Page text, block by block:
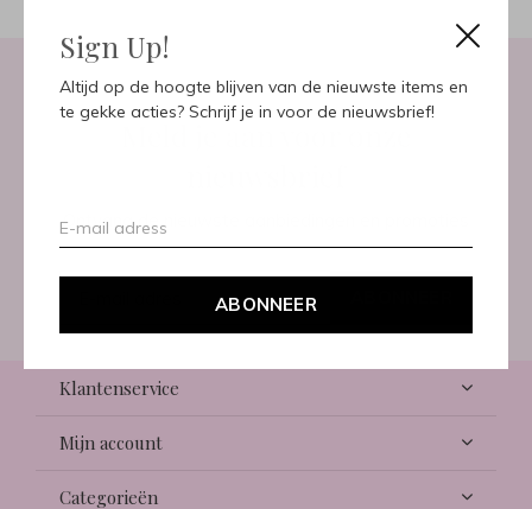
Sign Up!
Altijd op de hoogte blijven van de nieuwste items en
te gekke acties? Schrijf je in voor de nieuwsbrief!
ABONNEER
Meld je aan voor onze
Ontvang de nieuwste aanbiedingen en promoties
Klantenservice
Mijn account
Categorieën